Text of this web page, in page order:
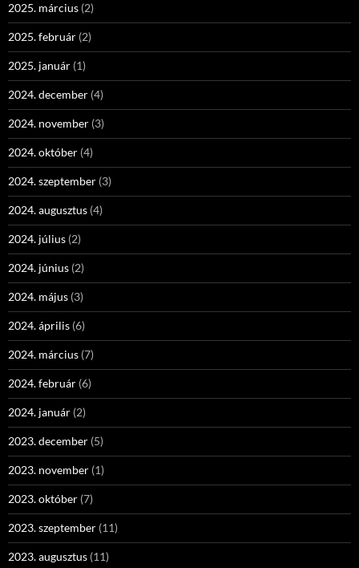
2025. március (2)
2025. február (2)
2025. január (1)
2024. december (4)
2024. november (3)
2024. október (4)
2024. szeptember (3)
2024. augusztus (4)
2024. július (2)
2024. június (2)
2024. május (3)
2024. április (6)
2024. március (7)
2024. február (6)
2024. január (2)
2023. december (5)
2023. november (1)
2023. október (7)
2023. szeptember (11)
2023. augusztus (11)